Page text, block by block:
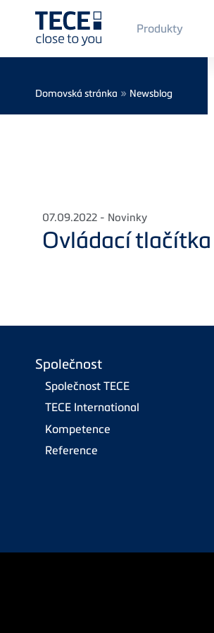
Main
Menü
1
Produkty
Breadcrumb
Domovská stránka » Newsblog
07.09.2022 - Novinky
Ovládací tlačítka
Společnost
Společnost TECE
TECE International
Kompetence
Reference